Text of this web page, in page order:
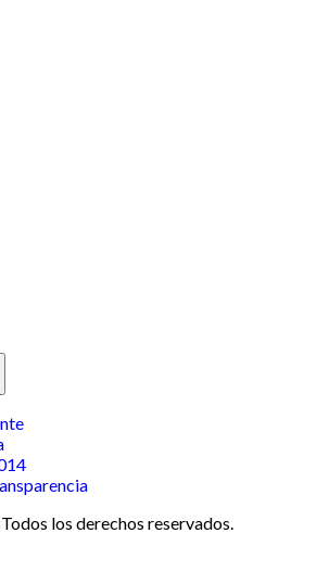
Todos los derechos reservados.